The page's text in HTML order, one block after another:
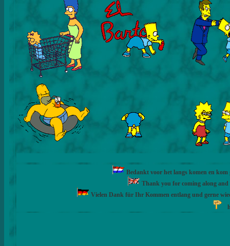
Bedankt voor het langs komen en
Thank you for coming along and
Vielen Dank für Ihr Kommen entlang und gerne